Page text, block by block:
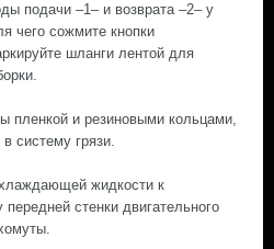
подачи –1– и возврата –2– у
чего сожмите кнопки
шланги лентой для
пленкой и резиновыми кольцами,
систему грязи.
жидкости к
стенки двигательного